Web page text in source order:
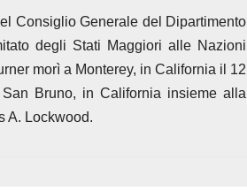
Consiglio Generale del Dipartimento
degli Stati Maggiori alle Nazioni
morì a Monterey, in California il 12
Bruno, in California insieme alla
A. Lockwood.